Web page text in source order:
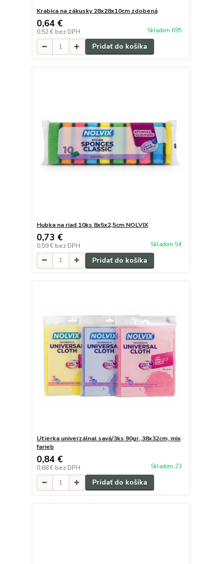
Krabica na zákusky 28x28x10cm zdobená
0,64 €
0,52 € bez DPH Skladom 695
Pridať do košíka
Hubka na riad 10ks 8x5x2,5cm NOLVIX
0,73 €
0,59 € bez DPH Skladom 54
Pridať do košíka
Utierka univerzálnal savá/3ks 90gr.,38x32cm, mix
farieb
0,84 €
0,68 € bez DPH Skladom 23
Pridať do košíka